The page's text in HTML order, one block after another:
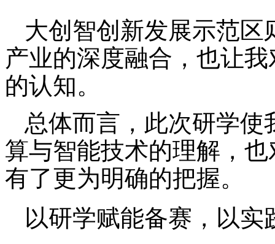
大创智创新发展示范
产业的深度融合，也让
的认知。
总体而言，此次研学使
算与智能技术的理解，
有了更为明确的把握。
以研学赋能备赛，以实